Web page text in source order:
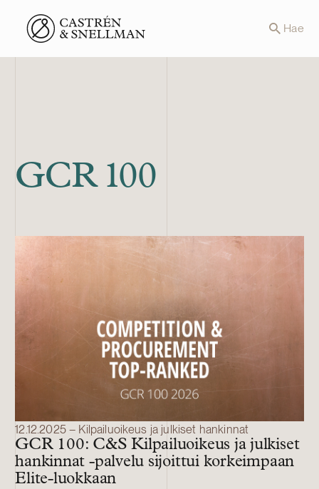
Front page Hae
GCR 100
12.12.2025 – Kilpailuoikeus ja julkiset hankinnat
GCR 100: C&S Kilpailuoikeus ja julkiset
hankinnat -palvelu sijoittui korkeimpaan
Elite-luokkaan